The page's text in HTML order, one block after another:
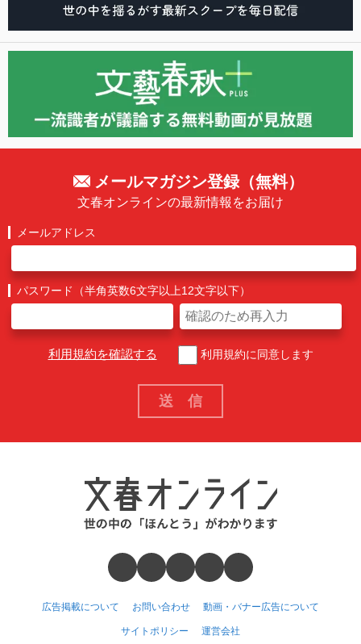
メールマガジン登録（無料）
文春オンラインの最新情報をお届け
メールアドレス
パスワード（半角英数6文字以上12文字以下）
利用規約を確認する 利用規約に同意します
広告掲載について お問い合わせ 動画・バナー広告について
サイトポリシー 運営会社